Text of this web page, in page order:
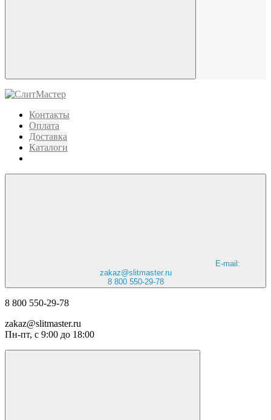
Контакты
Оплата
Доставка
Каталоги
E-mail:
zakaz@slitmaster.ru
8 800 550-29-78
8 800 550-29-78
zakaz@slitmaster.ru
Пн-пт, с 9:00 до 18:00